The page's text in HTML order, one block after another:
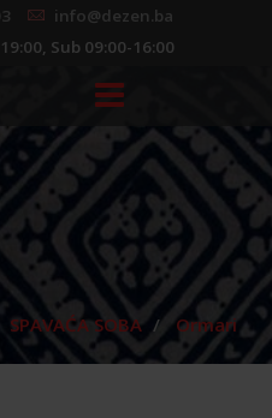
info@dezen.ba
Sub 09:00-16:00
SPAVAĆA SOBA Ormari